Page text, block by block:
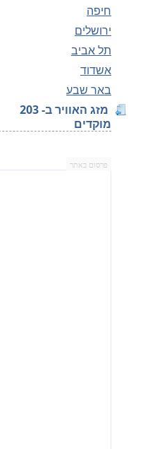
חיפה
ירושלים
תל אביב
אשדוד
באר שבע
מזג האוויר ב- 203
מוקדים
פרסום באתר